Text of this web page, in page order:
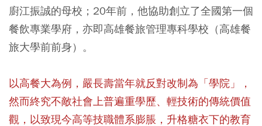
廚江振誠的母校；20年前，他協助創立了全國第一個
餐飲專業學府，亦即高雄餐旅管理專科學校（高雄餐
旅大學前前身）。
以高餐大為例，嚴長壽當年就反對改制為「學院」，
然而終究不敵社會上普遍重學歷、輕技術的傳統價值
觀，以致現今高等技職體系膨脹，升格糖衣下的教育